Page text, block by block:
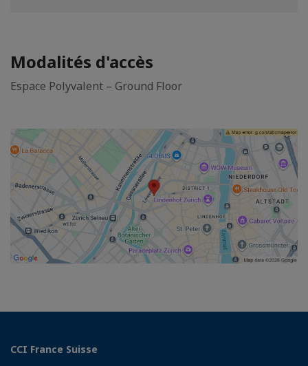
Modalités d'accès
Espace Polyvalent – Ground Floor
CCI France Suisse